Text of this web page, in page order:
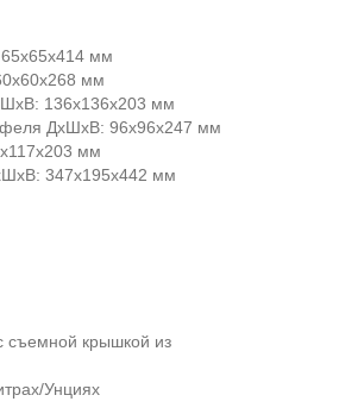
мм
мм
136x136x203 мм
ДxШxВ: 96x96x247 мм
мм
347x195x442 мм
крышкой из
Унциях